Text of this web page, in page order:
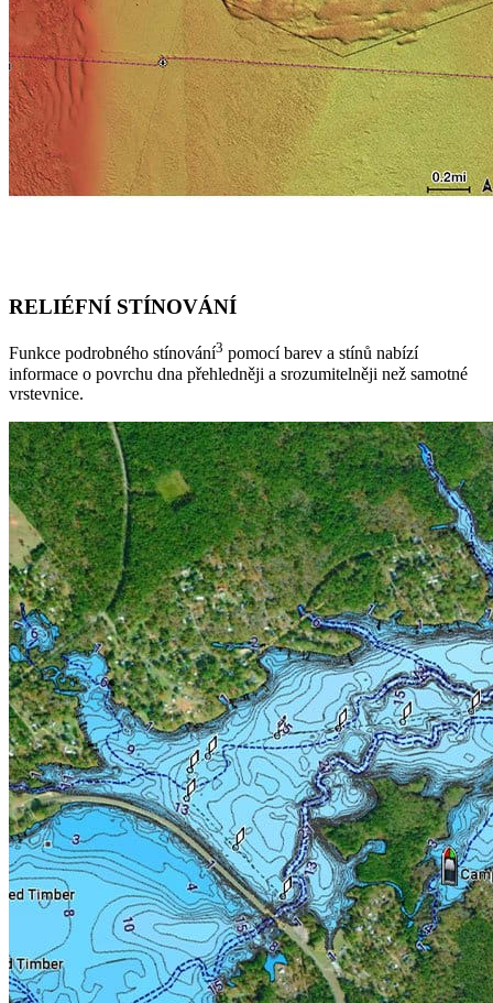
RELIÉFNÍ STÍNOVÁNÍ
Funkce podrobného stínování3 pomocí barev a stínů nabízí
informace o povrchu dna přehledněji a srozumitelněji než samotné
vrstevnice.